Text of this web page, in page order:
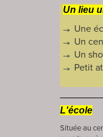
Un lieu
Une
Un
Un
Petit
L'école
Située au